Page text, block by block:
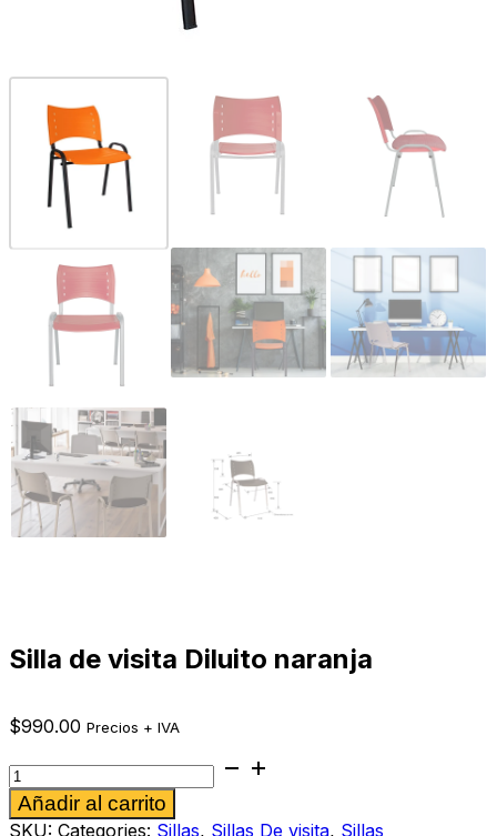
Silla de visita Diluito naranja
$990.00 Precios + IVA
Silla
de
visita
Diluito
Añadir al carrito
SKU: Categories: Sillas, Sillas De visita, Sillas